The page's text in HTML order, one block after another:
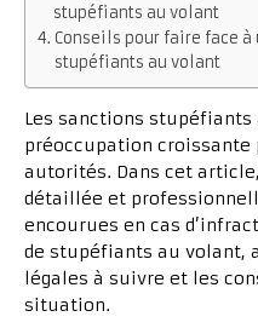
stupéfiants au volant
Conseils pour faire face
stupéfiants au volant
Les sanctions
préoccupation
autorités. Dans cet
détaillée et
encourues en cas
de stupéfiants au volant,
légales à suivre et les
situation.